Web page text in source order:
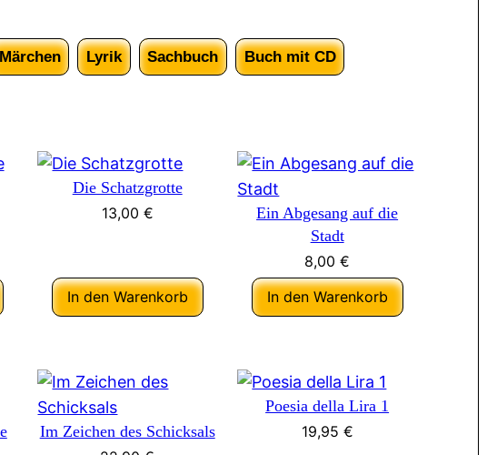
Lyrik Sachbuch Buch mit CD
Die Schatzgrotte
13,00 €
In den Warenkorb
Ein Abgesang auf die
Stadt
8,00€
In den Warenkorb
Im Zeichen des Schicksals
Poesia della Lira 1
19,95 €